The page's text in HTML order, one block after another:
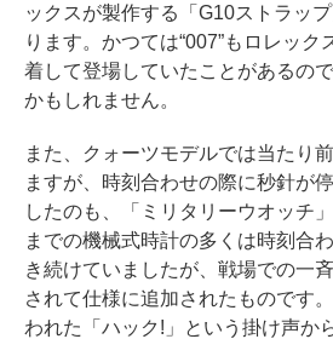
ックスが製作する「G10ストラッ
ります。かつては“007”もロレック
着して登場していたことがあるの
かもしれません。
また、クォーツモデルでは当たり
ますが、時刻合わせの際に秒針が
したのも、「ミリタリーウオッチ
までの機械式時計の多くは時刻合
き続けていましたが、戦場での一
されて仕様に追加されたものです
われた「ハック!」という掛け声か